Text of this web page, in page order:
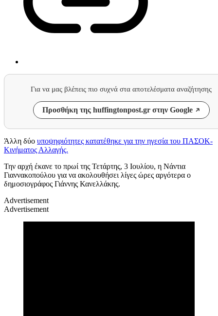
Για να μας βλέπεις πιο συχνά στα αποτελέσματα αναζήτησης
Προσθήκη της huffingtonpost.gr στην Google
Άλλη δύο υποψηφιότητες κατατέθηκε για την ηγεσία του ΠΑΣΟΚ-
Κινήματος Αλλαγής.
Την αρχή έκανε το πρωί της Τετάρτης, 3 Ιουλίου, η Νάντια
Γιαννακοπούλου για να ακολουθήσει λίγες ώρες αργότερα ο
δημοσιογράφος Γιάννης Κανελλάκης.
Advertisement
Advertisement